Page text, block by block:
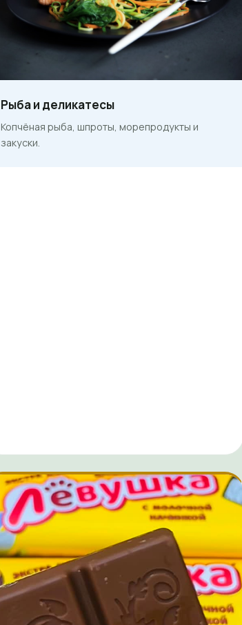
Рыба и деликатесы
Копчёная рыба, шпроты, морепродукты и
закуски.